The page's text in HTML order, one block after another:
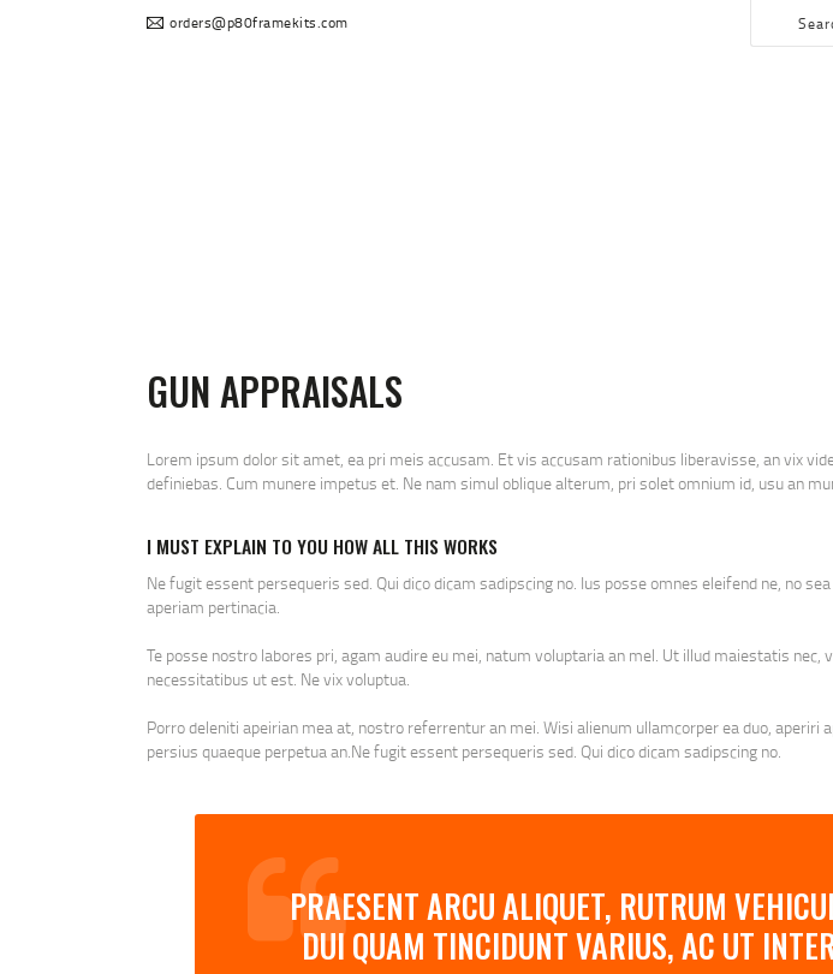
orders@p80framekits.com
GUN APPRAISALS
Lorem ipsum dolor sit amet, ea pri meis accusam. Et vis accusam rationibus liberavisse, an vix
definiebas. Cum munere impetus et. Ne nam simul oblique alterum, pri solet omnium id, usu an
I MUST EXPLAIN TO YOU HOW ALL THIS WORKS
Ne fugit essent persequeris sed. Qui dico dicam sadipscing no. Ius posse omnes eleifend ne, no
aperiam pertinacia.
Te posse nostro labores pri, agam audire eu mei, natum voluptaria an mel. Ut illud maiestatis
necessitatibus ut est. Ne vix voluptua.
Porro deleniti apeirian mea at, nostro referrentur an mei. Wisi alienum ullamcorper ea duo,
persius quaeque perpetua an.Ne fugit essent persequeris sed. Qui dico dicam sadipscing no.
PRAESENT ARCU ALIQUET, RUTRUM
DUI QUAM TINCIDUNT VARIUS, AC UT